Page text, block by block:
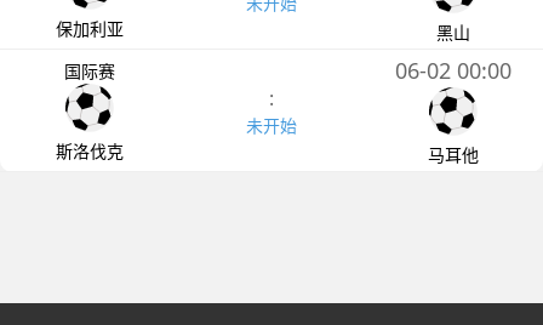
保加利亚
黑山
国际赛
斯洛伐克
:
未开始
06-02 00:00
马耳他